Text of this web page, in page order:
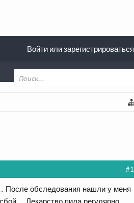
#1
После обследования нашли у меня
Лекарство пила регулярно
Войти или зарегистрироваться